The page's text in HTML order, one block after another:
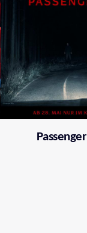
Passenger